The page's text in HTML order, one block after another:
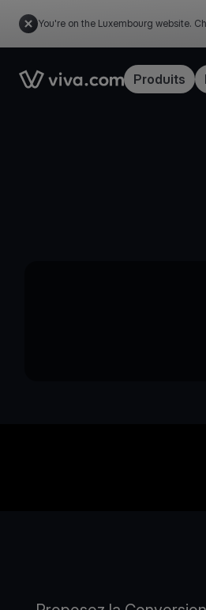
You're on the Luxembourg website.
Link to the homepageProduits